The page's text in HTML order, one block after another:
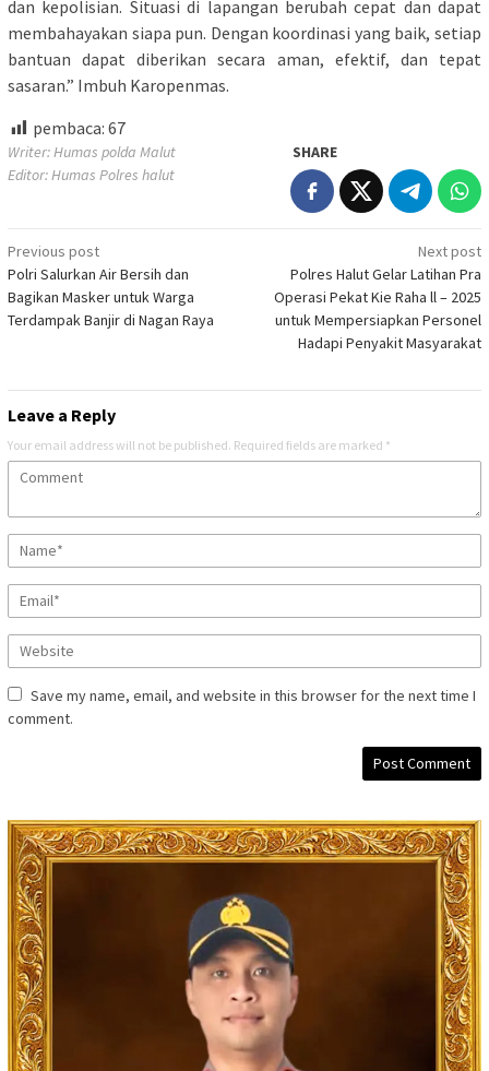
dan kepolisian. Situasi di lapangan berubah cepat dan dapat
membahayakan siapa pun. Dengan koordinasi yang baik, setiap
bantuan dapat diberikan secara aman, efektif, dan tepat
sasaran.” Imbuh Karopenmas.
pembaca: 67
Writer: Humas polda Malut
Editor: Humas Polres halut
SHARE
Post
navigation
Previous post
Polri Salurkan Air Bersih dan
Bagikan Masker untuk Warga
Terdampak Banjir di Nagan Raya
Next post
Polres Halut Gelar Latihan Pra
Operasi Pekat Kie Raha ll – 2025
untuk Mempersiapkan Personel
Hadapi Penyakit Masyarakat
Leave a Reply
Your email address will not be published. Required fields are marked *
Save my name, email, and website in this browser for the next time I
comment.